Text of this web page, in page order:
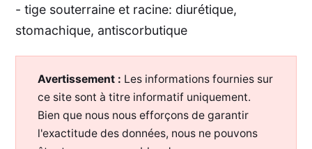
- tige souterraine et racine: diurétique,
stomachique, antiscorbutique
Avertissement : Les informations fournies sur
ce site sont à titre informatif uniquement.
Bien que nous nous efforçons de garantir
l'exactitude des données, nous ne pouvons